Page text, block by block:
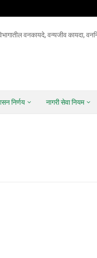
वनकायदे, वन्यजीव कायदा,
निर्णय नागरी सेवा नियम